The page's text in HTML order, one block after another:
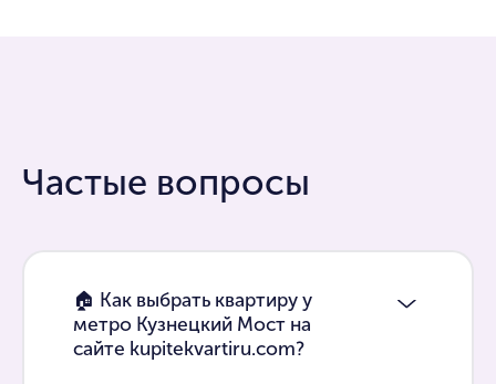
Частые вопросы
🏠 Как выбрать квартиру у
метро Кузнецкий Мост на
сайте kupitekvartiru.com?